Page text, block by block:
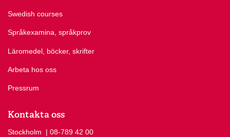
Swedish courses
Språkexamina, språkprov
Läromedel, böcker, skrifter
Arbeta hos oss
Pressrum
Kontakta oss
Stockholm Ring Stockholm på
| 08-789 42 00